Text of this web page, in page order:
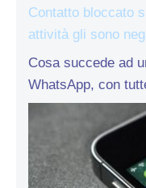
Contatto bloccato
attività gli sono
Cosa succede ad
WhatsApp, con